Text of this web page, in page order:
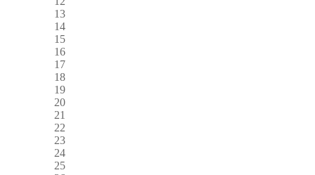
13
14
15
16
17
18
19
20
21
22
23
24
25